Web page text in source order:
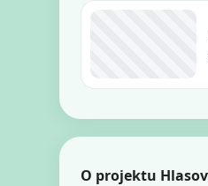
O projektu